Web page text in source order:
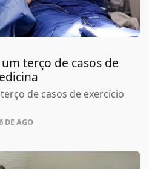
terço de casos de
de casos de exercício
DE AGO